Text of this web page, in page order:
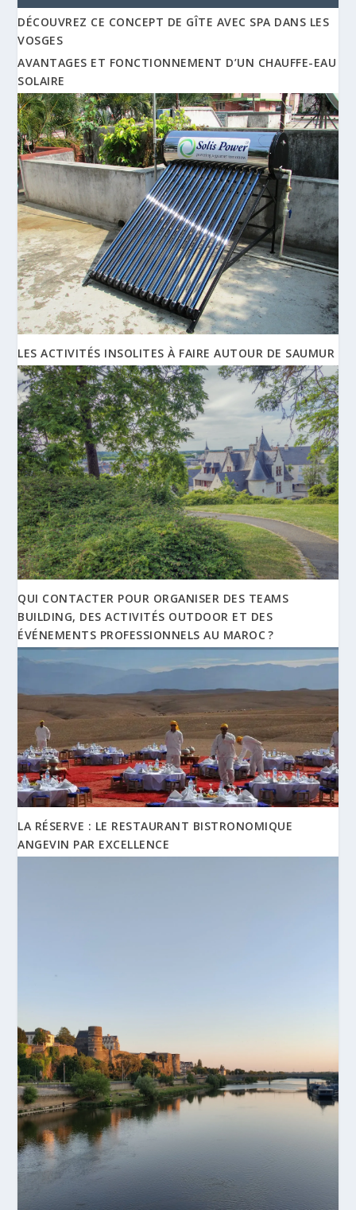
DÉCOUVREZ CE CONCEPT DE GÎTE AVEC SPA DANS LES
VOSGES
AVANTAGES ET FONCTIONNEMENT D’UN CHAUFFE-EAU
SOLAIRE
LES ACTIVITÉS INSOLITES À FAIRE AUTOUR DE SAUMUR
QUI CONTACTER POUR ORGANISER DES TEAMS
BUILDING, DES ACTIVITÉS OUTDOOR ET DES
ÉVÉNEMENTS PROFESSIONNELS AU MAROC ?
LA RÉSERVE : LE RESTAURANT BISTRONOMIQUE
ANGEVIN PAR EXCELLENCE